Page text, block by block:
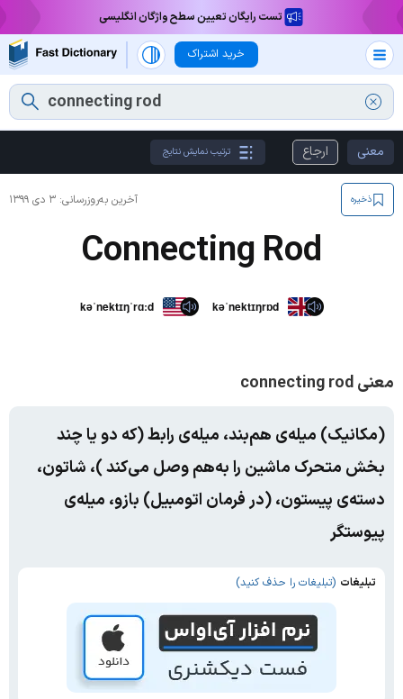
تست رایگان تعیین سطح واژگان انگلیسی
خرید اشتراک
معنی ارجاع ترتیب نمایش نتایج
آخرین به‌روزرسانی: ۳ دی ۱۳۹۹ ذخیره
Connecting Rod
kəˈnektɪŋˈrɑːd kəˈnektɪŋrɒd
معنی connecting rod
(مکانیک) میله‌ی هم‌بند، میله‌ی رابط (که دو یا چند
بخش متحرک ماشین را به‌هم وصل می‌کند )، شاتون،
دسته‌ی پیستون، (در فرمان اتومبیل) بازو، میله‌ی
پیوستگر
تبلیغات (تبلیغات را حذف کنید)